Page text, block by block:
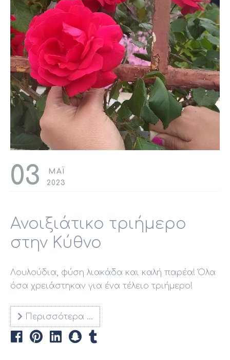
03
ΜΆΙ
2023
Ανοιξιάτικο τριήμερο
στην Κύθνο
Λουλούδια, φύση λιακάδα και καλή παρέα! Όλα
όσα χρειάστηκαν για ένα τέλειο τριήμερο!
Περισσότερα …